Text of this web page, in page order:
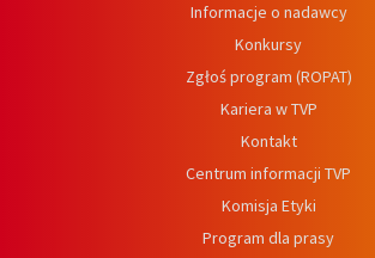
Informacje o nadawcy
Konkursy
Zgłoś program (ROPAT)
Kariera w TVP
Kontakt
Centrum informacji TVP
Komisja Etyki
Program dla prasy